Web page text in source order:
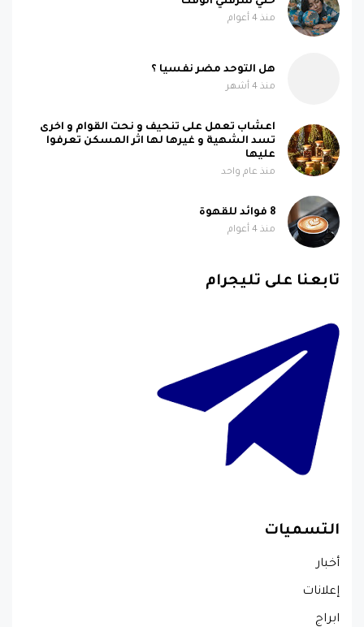
منذ 4 أعوام
هل التوحد مضر نفسيا ؟
منذ 4 أشهر
اعشاب تعمل على تنحيف و نحت القوام و اخرى
تسد الشهية و غيرها لها اثر المسكن تعرفوا
عليها
منذ عام واحد
8 فوائد للقهوة
منذ 4 أعوام
تابعنا على تليجرام
التسميات
أخبار
إعلانات
ابراج